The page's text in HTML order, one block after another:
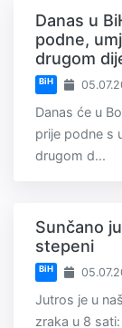
Danas u
podne,
drugom
BiH
Danas će u
prije podne s
drugom d...
Sunčano
stepeni
BiH
Jutros je u
zraka u 8